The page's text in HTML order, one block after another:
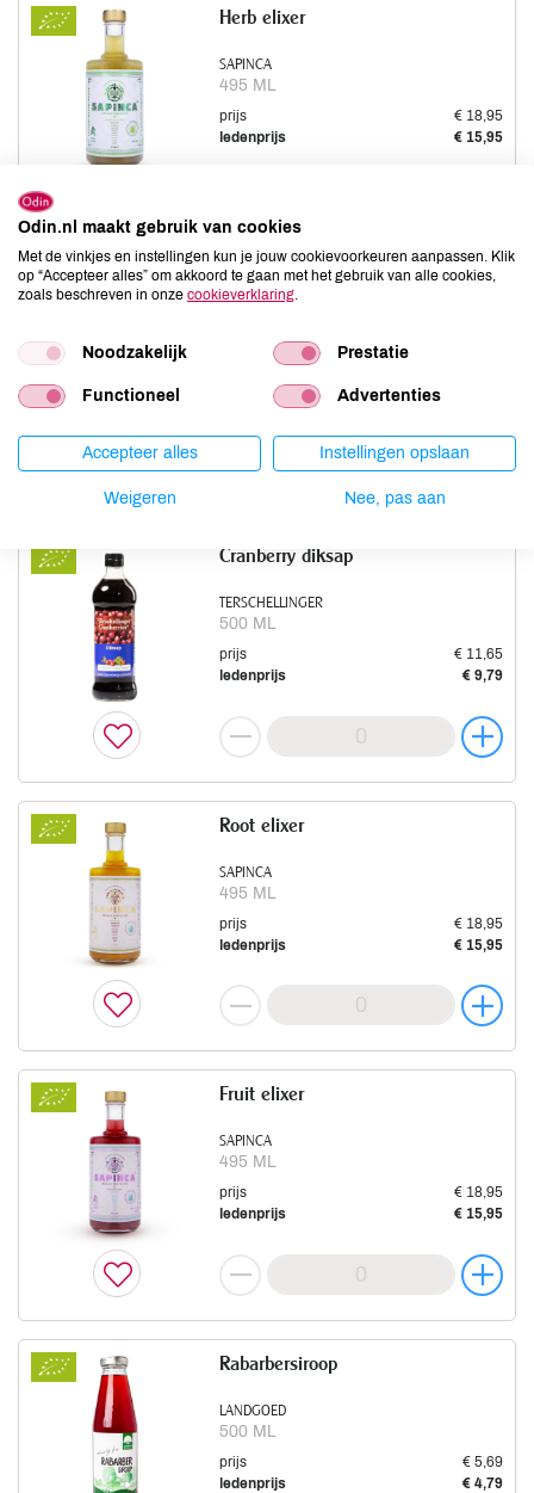
SAPINCA
495 ML
Herb elixer
prijs
€ 18,95
ledenprijs
€ 15,95
700 ML
Appeldiksap
ledenprijs
TERSCHELLINGER
500 ML
Cranberry diksap
prijs
€ 11,65
ledenprijs
€ 9,79
SAPINCA
495 ML
Root elixer
prijs
€ 18,95
ledenprijs
€ 15,95
SAPINCA
495 ML
Fruit elixer
prijs
€ 18,95
ledenprijs
€ 15,95
LANDGOED
500 ML
Rabarbersiroop
prijs
€ 5,69
ledenprijs
€ 4,79
Odin.nl maakt gebruik van cookies
Met de vinkjes en instellingen kun je jouw cookievoorkeuren aanpassen. Klik
op “Accepteer alles” om akkoord te gaan met het gebruik van alle cookies,
zoals beschreven in onze cookieverklaring
Noodzakelijk Prestatie
Functioneel Advertenties
Accepteer alles Instellingen opslaan
Weigeren Nee, pas aan